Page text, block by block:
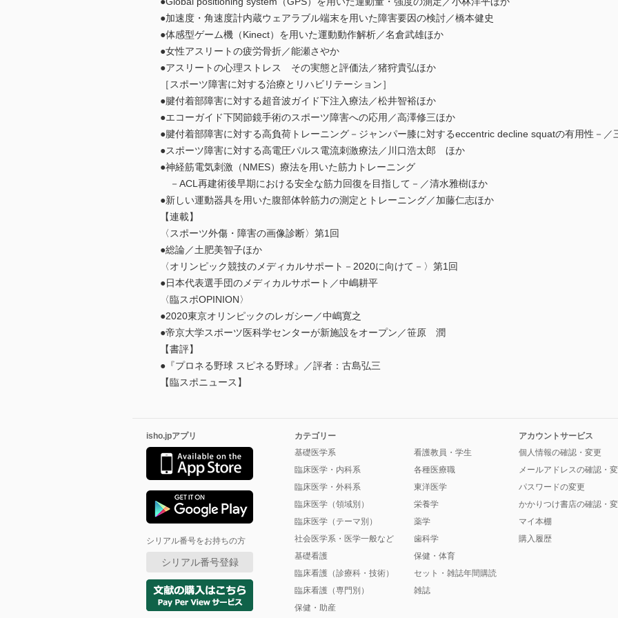
●加速度・角速度計内蔵ウェアラブル端末を用いた障害要因の検討／橋本健史
●体感型ゲーム機（Kinect）を用いた運動動作解析／名倉武雄ほか
●女性アスリートの疲労骨折／能瀬さやか
●アスリートの心理ストレス その実態と評価法／猪狩貴弘ほか
［スポーツ障害に対する治療とリハビリテーション］
●腱付着部障害に対する超音波ガイド下注入療法／松井智裕ほか
●エコーガイド下関節鏡手術のスポーツ障害への応用／高澤修三ほか
●腱付着部障害に対する高負荷トレーニング－ジャンパー膝に対するeccentric decline squatの有用性－／
●スポーツ障害に対する高電圧パルス電流刺激療法／川口浩太郎 ほか
●神経筋電気刺激（NMES）療法を用いた筋力トレーニング
－ACL再建術後早期における安全な筋力回復を目指して－／清水雅樹ほか
●新しい運動器具を用いた腹部体幹筋力の測定とトレーニング／加藤仁志ほか
【連載】
〈スポーツ外傷・障害の画像診断〉第1回
●総論／土肥美智子ほか
〈オリンピック競技のメディカルサポート－2020に向けて－〉第1回
●日本代表選手団のメディカルサポート／中嶋耕平
〈臨スポOPINION〉
●2020東京オリンピックのレガシー／中嶋寛之
●帝京大学スポーツ医科学センターが新施設をオープン／笹原 潤
【書評】
●『プロネる野球 スピネる野球』／評者：古島弘三
【臨スポニュース】
isho.jpアプリ
シリアル番号をお持ちの方
シリアル番号登録
カテゴリー
基礎医学系
臨床医学・内科系
臨床医学・外科系
臨床医学（領域別）
臨床医学（テーマ別）
社会医学系・医学一般など
基礎看護
臨床看護（診療科・技術）
臨床看護（専門別）
保健・助産
看護教員・学生
各種医療職
東洋医学
栄養学
薬学
歯科学
保健・体育
セット・雑誌年間購読
雑誌
アカウントサービス
個人情報の確認・変更
メールアドレスの確認・
パスワードの変更
かかりつけ書店の確認・
マイ本棚
購入履歴